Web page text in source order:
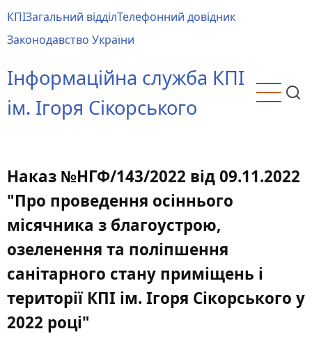
до
основного
КПІЗагальний відділТелефонний довідник
Законодавство України
Інформаційна служба КПІ
ім. Ігоря Сікорського
Наказ №НГФ/143/2022 від 09.11.2022
"Про проведення осіннього
місячника з благоустрою,
озеленення та поліпшення
санітарного стану приміщень і
території КПІ ім. Ігоря Сікорського у
2022 році"